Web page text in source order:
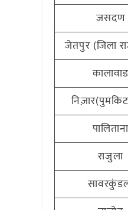
जसदण
जेतपुर (जिला
कालावाड
पालिताना
राजुला